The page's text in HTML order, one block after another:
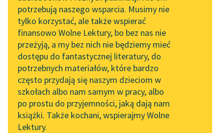
Lab
Zapraszamy na spotkanie
online z tłumaczkami
literatury skandynawskiej
Spotkanie z Katarzyną
Tunkiel w Oslo
102. lata temu zmarł
Joseph Conrad
Przewodnik dla piszących i
czytających
API
OAI-PMH
Widget Wolnych Lektur
Przypisy
potrzebują naszego wsparcia. Musimy nie
tylko korzystać, ale także wspierać
finansowo Wolne Lektury, bo bez nas nie
przeżyją, a my bez nich nie będziemy mieć
dostępu do fantastycznej literatury, do
potrzebnych materiałów, które bardzo
często przydają się naszym dzieciom w
szkołach albo nam samym w pracy, albo
po prostu do przyjemności, jaką dają nam
książki. Także kochani, wspierajmy Wolne
Lektury.
Jedziemy do
wielkorządcy na dwóch
lekko złoconych,
ceremonialnych rybach;
doktor Gerwid w
mundurze i przy...
Czytaj więcej